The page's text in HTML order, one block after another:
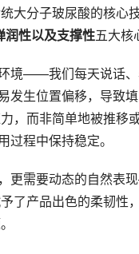
大分子玻尿酸的核心
润性以及支撑性五大核
境——我们每天说话
生位置偏移，导致填
，而非简单地被推移
程中保持稳定。
更需要动态的自然
了产品出色的柔韧性